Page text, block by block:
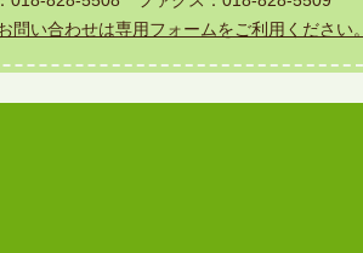
問い合わせは専用フォームをご利用ください。